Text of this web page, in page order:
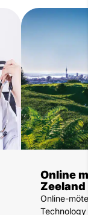
Online
Zeeland
Online-